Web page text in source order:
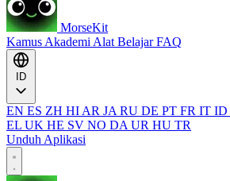
MorseKit
Kamus Akademi Alat BelajarFAQ
EN ES ZH HI AR JA RU DE PT FR IT ID
EL UK HE SV NO DA UR HU TR
Unduh Aplikasi